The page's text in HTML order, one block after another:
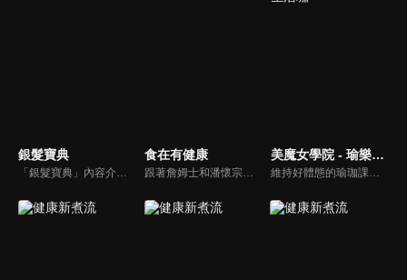
銀髮寶典
「銀髮寶典」內容介紹銀髮族相關的醫療知識，讓爺爺奶奶們能了解銀髮族常見的疾病、或是身體常遇到的問題，並邀請專業的醫師上節目解答，詳細深入且淺顯易懂的方式講述給各位爺爺奶奶們。為銀髮族的身體健康預防把關，讓爺爺奶奶能有一個樂活的退休生活。
食在有健康
跟著詹姆士和潘懷宗博士就能輕鬆學料理！只是品嚐美食之餘，身體健康也要懂得把關，每集都會傳授生活健康資訊，破除一般飲食迷思，讓大家吃得美味、活得健康！
美魔女學院 - 瑜樂生活珈
維持好體態的瑜珈課程，有著豐富的瑜珈姿勢，伸展筋骨舒緩全身疲勞，緊緻肌肉線條，不只能雕塑美美的身材也能夠讓身心靈都暢快健康，跟上我們的腳步一起踏上瑜樂生活珈，輕鬆好上手，快樂享瘦！